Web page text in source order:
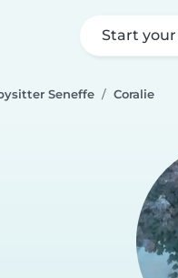
Start
Seneffe Coralie